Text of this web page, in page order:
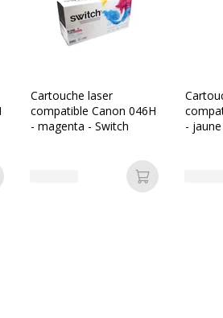
au panier
Cartouche laser
compatible Canon 046H
- magenta - Switch
Ajouter au
-